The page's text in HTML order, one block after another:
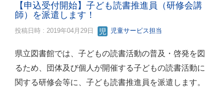
【申込受付開始】子ども読書推進員（研修会講
師）を派遣します！
投稿日時 : 2019年04月29日 児童サービス担当
県立図書館では、子どもの読書活動の普及・啓発を図
るため、団体及び個人が開催する子どもの読書活動に
関する研修会等に、子ども読書推進員を派遣します。